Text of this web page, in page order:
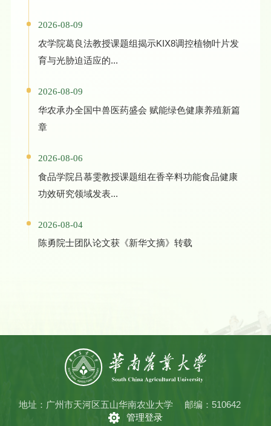
2026-08-09
农学院葛良法教授课题组揭示KIX8调控植物叶片发
育与光胁迫适应的...
2026-08-09
华农承办全国中兽医药盛会 赋能绿色健康养殖新篇
章
2026-08-06
食品学院吕慕雯教授课题组在香辛料功能食品健康
功效研究领域发表...
2026-08-04
陈勇院士团队论文获《新华文摘》转载
地址：广州市天河区五山华南农业大学
邮编：510642
管理登录